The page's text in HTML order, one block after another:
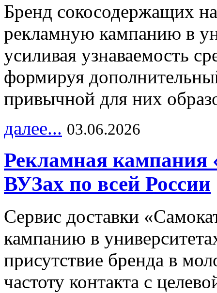
Бренд сокосодержащих
рекламную кампанию в
усиливая узнаваемость
формируя
привычной для них
далее... 03.06.2026
Рекламная кампания
ВУЗах по всей России
Сервис доставки
кампанию в
присутствие бренда в
частоту контакта с